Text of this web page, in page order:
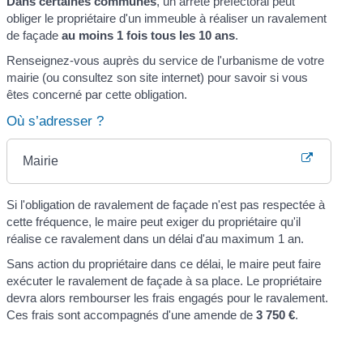
obliger le propriétaire d'un immeuble à réaliser un ravalement
de façadeau moins 1 fois tous les 10 ans.
Renseignez-vous auprès du service de l'urbanisme de votre
mairie (ou consultez son site internet) pour savoir si vous
êtes concerné par cette obligation.
Où s’adresser ?
Mairie
Si l'obligation de ravalement de façade n'est pas respectée à
cette fréquence, le maire peut exiger du propriétaire qu'il
réalise ce ravalement dans un délai d'au maximum 1 an.
Sans action du propriétaire dans ce délai, le maire peut faire
exécuter le ravalement de façade à sa place. Le propriétaire
devra alors rembourser les frais engagés pour le ravalement.
Ces frais sont accompagnés d'une amende de3 750 €.